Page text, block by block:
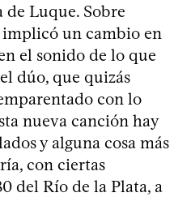
Luque. Sobre
implicó un cambio en
el sonido de lo que
dúo, que quizás
con lo
nueva canción hay
y alguna cosa más
con ciertas
del Río de la Plata, a